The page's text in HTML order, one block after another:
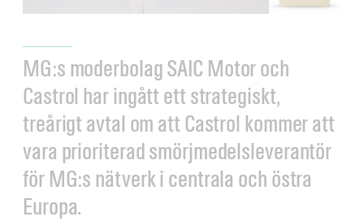
MG:s moderbolag SAIC Motor och
Castrol har ingått ett strategiskt,
treårigt avtal om att Castrol kommer att
vara prioriterad smörjmedelsleverantör
för MG:s nätverk i centrala och östra
Europa.